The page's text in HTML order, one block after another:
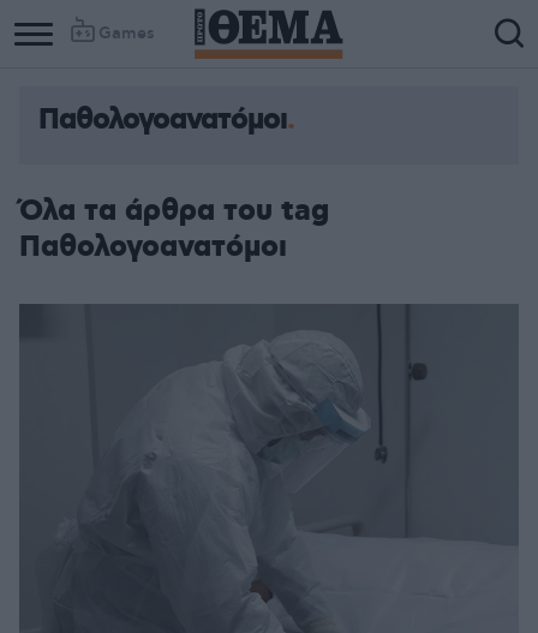
Games
Παθολογοανατόμοι
Όλα τα άρθρα του tag
Παθολογοανατόμοι